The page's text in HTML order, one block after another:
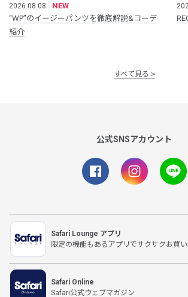
2026.08.08
NEW
“WP”のイージーパンツを徹底解説&コーデ
紹介
すべて見る
公式SNSアカウント
Safari Lounge アプリ
限定の機能もあるアプリでサクサクお買
Safari Online
Safari公式ウェブマガジン